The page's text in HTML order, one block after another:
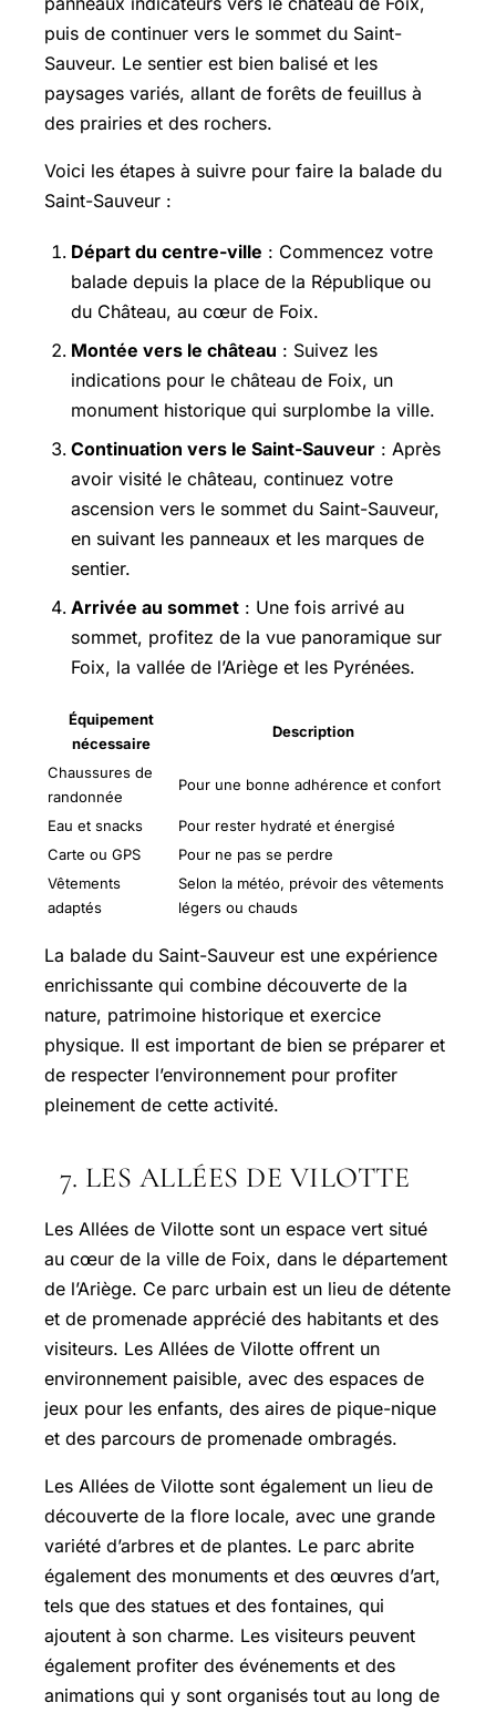
puis de continuer vers le sommet du Saint-
Sauveur. Le sentier est bien balisé et les
paysages variés, allant de forêts de feuillus à
des prairies et des rochers.
Voici les étapes à suivre pour faire la balade du
Saint-Sauveur :
Départ du centre-ville : Commencez votre
balade depuis la place de la République ou
du Château, au cœur de Foix.
Montée vers le château : Suivez les
indications pour le château de Foix, un
monument historique qui surplombe la ville.
Continuation vers le Saint-Sauveur : Après
avoir visité le château, continuez votre
ascension vers le sommet du Saint-Sauveur,
en suivant les panneaux et les marques de
sentier.
Arrivée au sommet : Une fois arrivé au
sommet, profitez de la vue panoramique sur
Foix, la vallée de l’Ariège et les Pyrénées.
Équipement
nécessaire
Description
Chaussures de
randonnée
Pour une bonne adhérence et confort
Eau et snacks
Pour rester hydraté et énergisé
Carte ou GPS
Pour ne pas se perdre
Vêtements
adaptés
Selon la météo, prévoir des vêtements
légers ou chauds
La balade du Saint-Sauveur est une expérience
enrichissante qui combine découverte de la
nature, patrimoine historique et exercice
physique. Il est important de bien se préparer et
de respecter l’environnement pour profiter
pleinement de cette activité.
7. LES ALLÉES DE VILOTTE
Les Allées de Vilotte sont un espace vert situé
au cœur de la ville de Foix, dans le département
de l’Ariège. Ce parc urbain est un lieu de détente
et de promenade apprécié des habitants et des
visiteurs. Les Allées de Vilotte offrent un
environnement paisible, avec des espaces de
jeux pour les enfants, des aires de pique-nique
et des parcours de promenade ombragés.
Les Allées de Vilotte sont également un lieu de
découverte de la flore locale, avec une grande
variété d’arbres et de plantes. Le parc abrite
également des monuments et des œuvres d’art,
tels que des statues et des fontaines, qui
ajoutent à son charme. Les visiteurs peuvent
également profiter des événements et des
animations qui y sont organisés tout au long de